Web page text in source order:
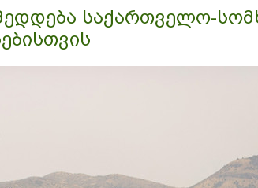
საქართველო-